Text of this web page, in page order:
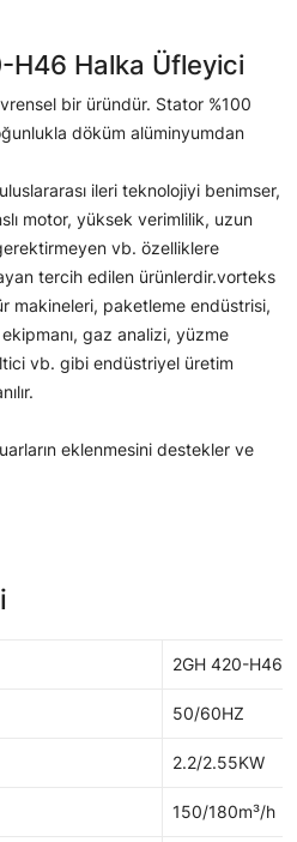
H46 Halka Üfleyici
bir üründür. Stator %100
döküm alüminyumdan
ileri teknolojiyi benimser,
motor, yüksek verimlilik, uzun
vb. özelliklere
tercih edilen ürünlerdir.vorteks
makineleri, paketleme endüstrisi,
gaz analizi, yüzme
vb. gibi endüstriyel üretim
eklenmesini destekler ve
2GH 420-H46
50/60HZ
2.2/2.55KW
150/180m³/h